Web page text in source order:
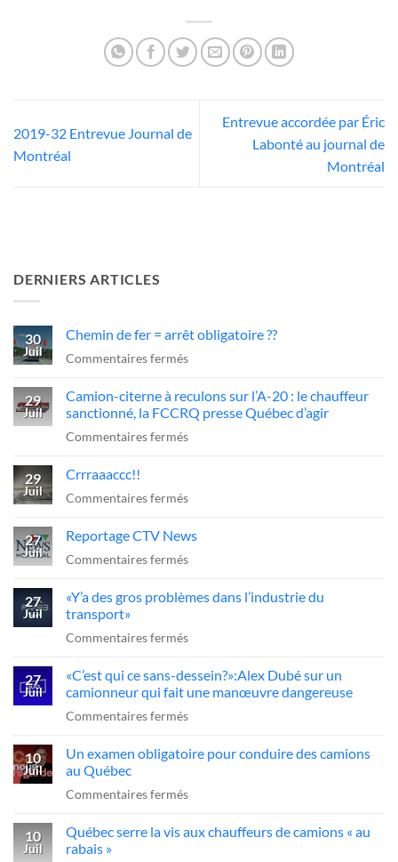
2019-32 Entrevue Journal de
Montréal
Entrevue accordée par Éric
Labonté au journal de
Montréal
DERNIERS ARTICLES
30
Juil
Chemin de fer = arrêt obligatoire ??
Commentaires ferméssur
de
fer
=
??
29
Juil
Camion-citerne à reculons sur l’A-20 : le chauffeur
sanctionné, la FCCRQ presse Québec d’agir
Commentaires ferméssur
à
sur
l’A-
:
chauffeur
la
FCCRQ
presse
d’agir
29
Juil
Crrraaaccc!!
Commentaires ferméssur
27
Juil
Reportage CTV News
Commentaires ferméssur
CTV
27
Juil
«Y’a des gros problèmes dans l’industrie du
transport»
Commentaires ferméssur
des
gros
problèmes
l’industrie
transport»
27
Juil
«C’est qui ce sans-dessein?»:Alex Dubé sur un
camionneur qui fait une manœuvre dangereuse
Commentaires ferméssur
qui
sans-
Dubé
10
Juil
Un examen obligatoire pour conduire des camions
au Québec
Commentaires ferméssur
examen
10
Juil
Québec serre la vis aux chauffeurs de camions « au
rabais »